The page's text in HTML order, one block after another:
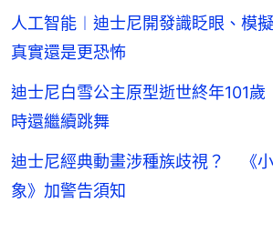
人工智能︱迪士尼開發識眨眼、模
真實還是更恐怖
迪士尼白雪公主原型逝世終年101
時還繼續跳舞
迪士尼經典動畫涉種族歧視？ 《
象》加警告須知